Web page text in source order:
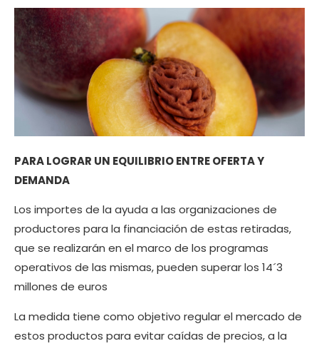
PARA LOGRAR UN EQUILIBRIO ENTRE OFERTA Y
DEMANDA
Los importes de la ayuda a las organizaciones de
productores para la financiación de estas retiradas,
que se realizarán en el marco de los programas
operativos de las mismas, pueden superar los 14´3
millones de euros
La medida tiene como objetivo regular el mercado de
estos productos para evitar caídas de precios, a la